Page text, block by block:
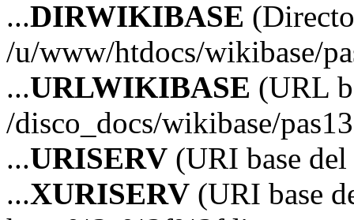
...DIRWIKIBASE
/u/www/htdocs/wikibase/
...URLWIKIBASE (URL
/disco_docs/wikibase/pas13
...URISERV (URI base
...XURISERV (URI base